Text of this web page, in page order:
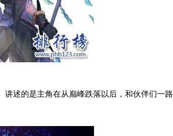
的是主角在从巅峰跌落以后，和伙伴们一路